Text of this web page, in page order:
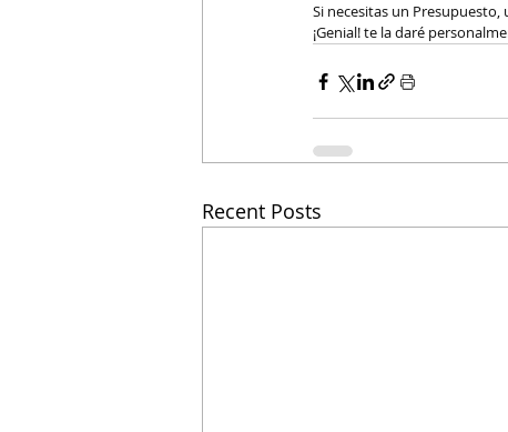
Si necesitas un
¡Genial! te la daré
Recent Posts